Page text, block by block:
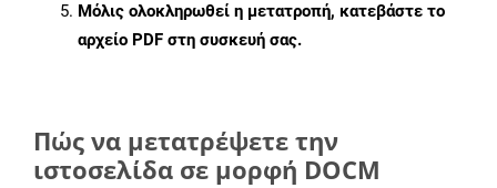
Μόλις ολοκληρωθεί η μετατροπή, κατεβάστε το
αρχείο PDF στη συσκευή σας.
Πώς να μετατρέψετε την
ιστοσελίδα σε μορφή DOCM